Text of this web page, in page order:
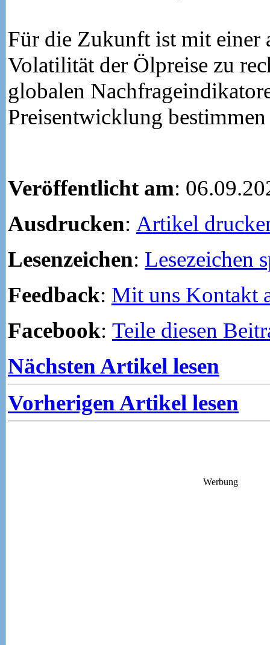
Für die Zukunft ist mit einer
Volatilität der Ölpreise zu
globalen
Preisentwicklung
Veröffentlicht am:
Ausdrucken: Artikel
Lesenzeichen: Lesezeichen
Feedback: Mit uns Kontakt
Facebook: Teile diesen
Nächsten Artikel lesen
Vorherigen Artikel lesen
Werbung